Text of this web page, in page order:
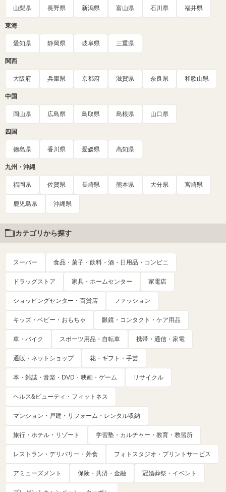
山梨県 長野県 新潟県 富山県 石川県 福井県
東海
愛知県 静岡県 岐阜県 三重県
関西
大阪府 兵庫県 京都府 滋賀県 奈良県 和歌山県
中国
岡山県 広島県 鳥取県 島根県 山口県
四国
徳島県 香川県 愛媛県 高知県
九州・沖縄
福岡県 佐賀県 長崎県 熊本県 大分県 宮崎県
鹿児島県 沖縄県
カテゴリから探す
スーパー 食品・菓子・飲料・酒・日用品・コンビニ
ドラッグストア 家具・ホームセンター 家電店
ショッピングセンター・百貨店 ファッション
キッズ・ベビー・おもちゃ 眼鏡・コンタクト・ケア用品
車・バイク スポーツ用品・自転車 携帯・通信・家電
通販・ネットショップ 花・ギフト・手芸
本・雑誌・音楽・DVD・映画・ゲーム リサイクル
ヘルス&ビューティ・フィットネス
マンション・戸建・リフォーム・レンタル収納
旅行・ホテル・リゾート 学習塾・カルチャー・教育・教習所
レストラン・デリバリー・外食 フォトスタジオ・プリントサービス
アミューズメント 保険・共済・金融 冠婚葬祭・イベント